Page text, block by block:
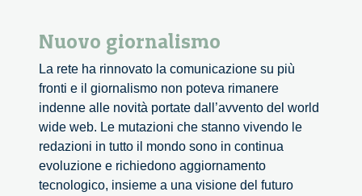
Nuovo giornalismo
La rete ha rinnovato la comunicazione su più
fronti e il giornalismo non poteva rimanere
indenne alle novità portate dall’avvento del world
wide web. Le mutazioni che stanno vivendo le
redazioni in tutto il mondo sono in continua
evoluzione e richiedono aggiornamento
tecnologico, insieme a una visione del futuro